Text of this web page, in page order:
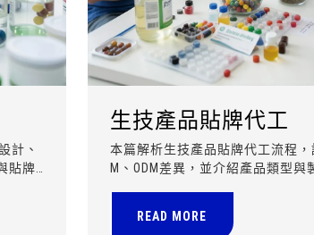
計、
貼牌
生技產品貼牌代工
本篇解析生技產品貼牌代工流程，
M、ODM差異，並介紹產品類型與
READ MORE